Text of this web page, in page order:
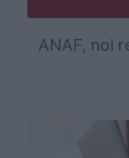
ANAF, noi